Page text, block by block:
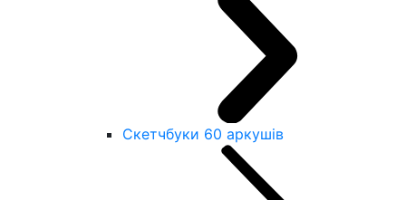
Скетчбуки 60 аркушів